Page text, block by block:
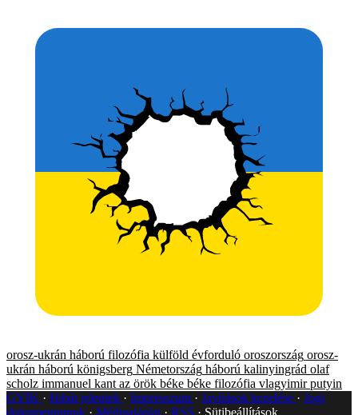
orosz-ukrán háború filozófia külföld évforduló oroszország orosz-
ukrán háború königsberg Németország háború kalinyingrád olaf
scholz immanuel kant az örök béke béke filozófia vlagyimir putyin
GYIK
Hibát jelentek Impresszum Javítások kezelése
Jogi
dokumentumok
Médiaajánlat RSS Sütibeállítások